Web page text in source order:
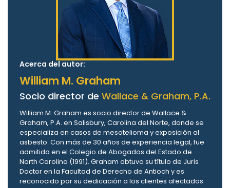
Acerca del autor:
William M. Graham
Socio director de Wallace & Graham, P.A.
William M. Graham es socio director de Wallace &
Graham, P.A. en Salisbury, Carolina del Norte, donde se
especializa en casos de mesotelioma y exposición al
asbesto. Con más de 30 años de experiencia legal, fue
admitido en el Colegio de Abogados del Estado de
North Carolina (1991). Graham obtuvo su título de Juris
Doctor en la Facultad de Derecho de Antioch y es
reconocido por su dedicación a los clientes afectados